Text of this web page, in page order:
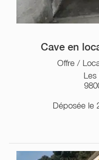
Cave en
Offre /
Les
Déposée le